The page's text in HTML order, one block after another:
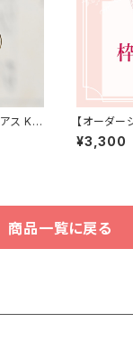
ス K1
【オーダー
正代 3,300
¥3,300
商品一覧に戻る